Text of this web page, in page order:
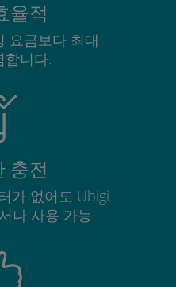
율적
요금보다 최대
합니다.
충전
가 없어도 Ubigi
나 사용 가능